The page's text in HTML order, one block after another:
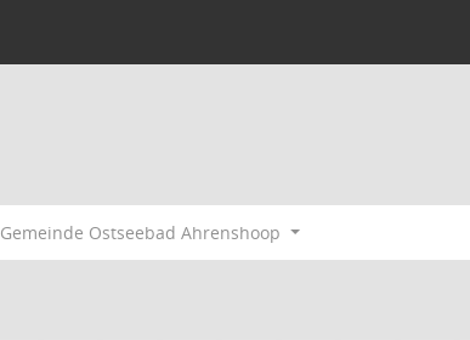
Gemeinde Ostseebad Ahrenshoop